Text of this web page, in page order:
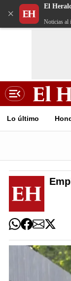
×
El
Noticias al
Lo último